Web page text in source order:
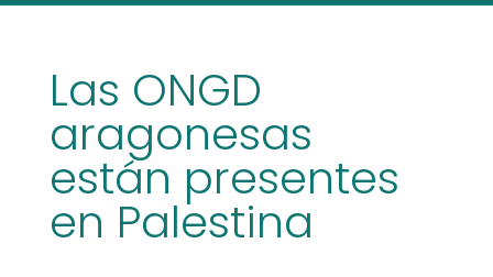
Las ONGD
aragonesas
están presentes
en Palestina